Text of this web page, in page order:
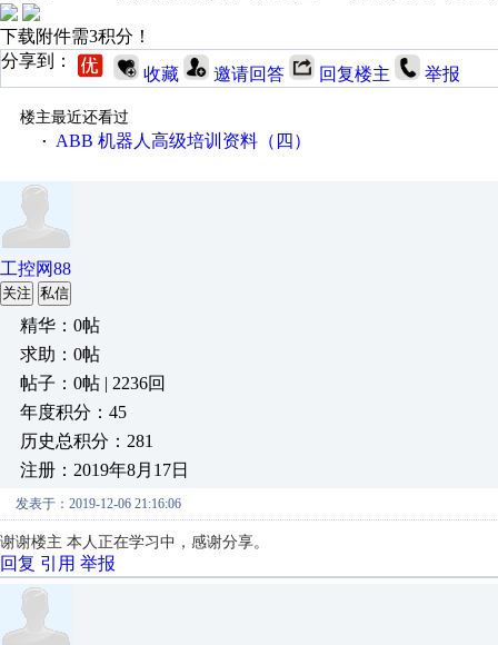
下载附件需3积分！
分享到：
收藏 邀请回答 回复楼主 举报
楼主最近还看过
·
ABB 机器人高级培训资料（四）
工控网88
关注 私信
精华：0帖
求助：0帖
帖子：0帖 | 2236回
年度积分：45
历史总积分：281
注册：2019年8月17日
发表于：2019-12-06 21:16:06
谢谢楼主 本人正在学习中，感谢分享。
回复 引用 举报